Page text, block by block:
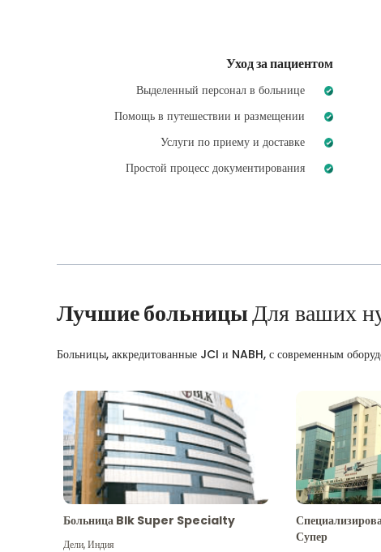
Уход за пациентом
Выделенный персонал в больнице
Помощь в путешествии и размещении
Услуги по приему и доставке
Простой процесс документирования
Лучшие больницыДля ваших
Больницы, аккредитованные JCI и NABH, с современным
Больница Blk Super Specialty
Дели,Индия
Супер